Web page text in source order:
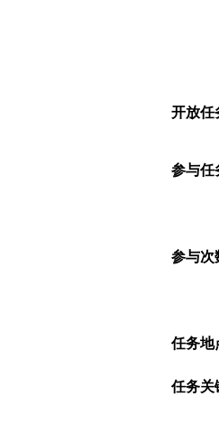
开放任
参与任
参与次
任务地
任务关